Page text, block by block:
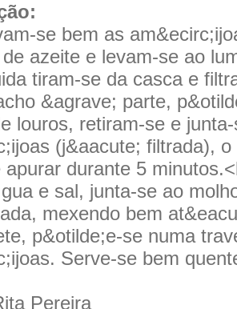
se bem as
azeite e levam-se ao
tiram-se da casca e
&agrave; parte,
louros, retiram-se e
(j&aacute; filtrada),
apurar durante 5
e sal, junta-se ao
mexendo bem
p&otilde;e-se numa
Serve-se bem
Pereira